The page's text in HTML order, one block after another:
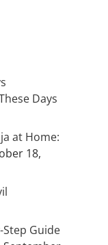
Days
at Home:
18,
Guide